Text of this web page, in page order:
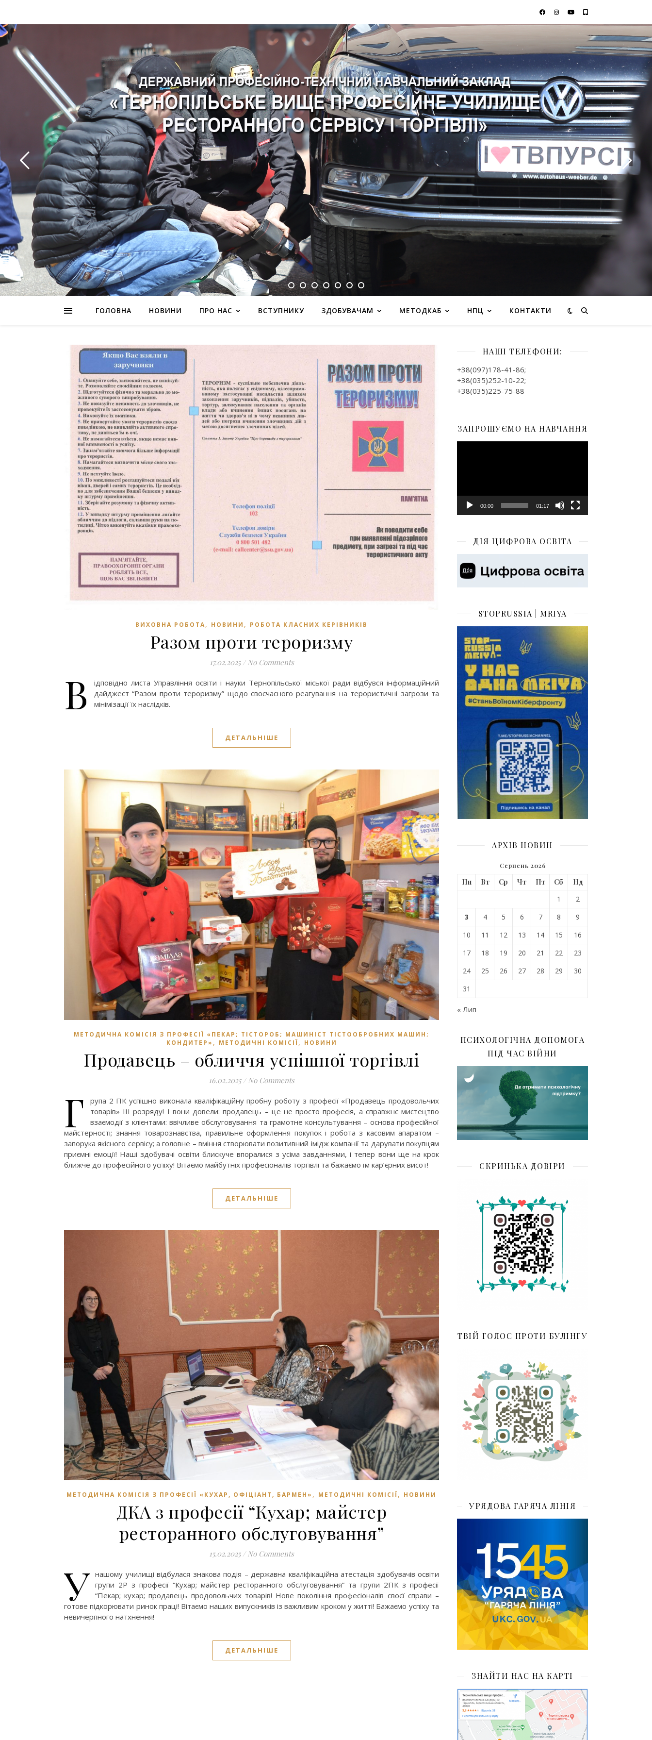
ГОЛОВНА НОВИНИ ПРО НАС ВСТУПНИКУ ЗДОБУВАЧАМ МЕТОДКАБ НПЦ КОНТАКТИ
ВИХОВНА РОБОТА, НОВИНИ , РОБОТА КЛАСНИХ КЕРІВНИКІВ
Разом проти тероризму
17.02.2025 / No Comments
В
ідповідно листа Управління освіти і науки Тернопільської міської ради відбувся інформаційний
дайджест “Разом проти тероризму” щодо своєчасного реагування на терористичні загрози та
мінімізації їх наслідків.
ДЕТАЛЬНІШЕ
МЕТОДИЧНА КОМІСІЯ З ПРОФЕСІЇ «ПЕКАР; ТІСТОРОБ; МАШИНІСТ ТІСТООБРОБНИХ МАШИН;
КОНДИТЕР» , МЕТОДИЧНІ КОМІСІЇ, НОВИНИ
Продавець – обличчя успішної торгівлі
16.02.2025 / No Comments
Г
рупа 2 ПК успішно виконала кваліфікаційну пробну роботу з професії «Продавець продовольчих
товарів» III розряду! І вони довели: продавець – це не просто професія, а справжнє мистецтво
взаємодії з клієнтами: ввічливе обслуговування та грамотне консультування – основа професійної
майстерності; знання товарознавства, правильне оформлення покупок і робота з касовим апаратом –
запорука якісного сервісу; а головне – вміння створювати позитивний імідж компанії та дарувати покупцям
приємні емоції! Наші здобувачі освіти блискуче впоралися з усіма завданнями, і тепер вони ще на крок
ближче до професійного успіху! Вітаємо майбутніх професіоналів торгівлі та бажаємо їм кар’єрних висот!
ДЕТАЛЬНІШЕ
МЕТОДИЧНА КОМІСІЯ З ПРОФЕСІЇ «КУХАР, ОФІЦІАНТ, БАРМЕН» , МЕТОДИЧНІ КОМІСІЇ, НОВИНИ
ДКА з професії “Кухар; майстер
ресторанного обслуговування”
15.02.2025 / No Comments
У нашому училищі відбулася знакова подія – державна кваліфікаційна атестація здобувачів освіти
групи 2Р з професії “Кухар; майстер ресторанного обслуговування” та групи 2ПК з професії
“Пекар; кухар; продавець продовольчих товарів! Нове покоління професіоналів своєї справи –
готове підкорювати ринок праці! Вітаємо наших випускників із важливим кроком у житті! Бажаємо успіху та
невичерпного натхнення!
ДЕТАЛЬНІШЕ
НАШІ ТЕЛЕФОНИ:
+38(097)178-41-86;
+38(035)252-10-22;
+38(035)225-75-88
ЗАПРОШУЄМО НА НАВЧАННЯ
00:00 01:17
ДІЯ ЦИФРОВА ОСВІТА
STOPRUSSIA | MRIYA
АРХІВ НОВИН
Серпень 2026
Пн Вт Ср Чт Пт Сб
Нд
1
2
3
4 5 6 7 8
9
10
11 12 13 14 15
16
17
18 19 20 21 22
23
24
25 26 27 28 29
30
31
« Лип
ПСИХОЛОГІЧНА ДОПОМОГА
ПІД ЧАС ВІЙНИ
СКРИНЬКА ДОВІРИ
ТВІЙ ГОЛОС ПРОТИ БУЛІНГУ
УРЯДОВА ГАРЯЧА ЛІНІЯ
ЗНАЙТИ НАС НА КАРТІ